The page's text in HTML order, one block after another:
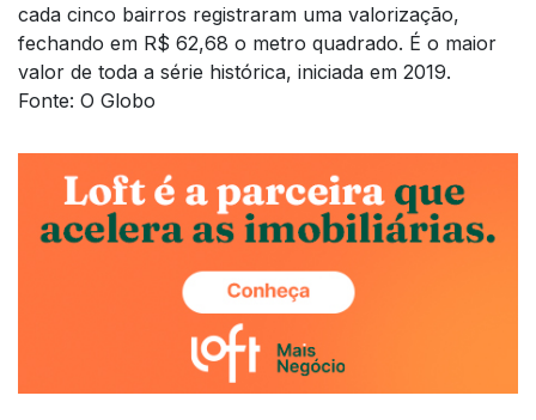
cada cinco bairros registraram uma valorização,
fechando em R$ 62,68 o metro quadrado. É o maior
valor de toda a série histórica, iniciada em 2019.
Fonte: O Globo